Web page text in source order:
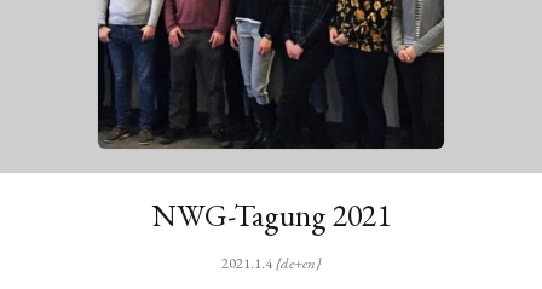
NWG-Tagung 2021
2021.1.4{de+en}